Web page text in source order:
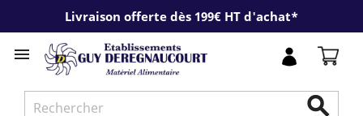
Livraison offerte dès 199€ HT d'achat*

